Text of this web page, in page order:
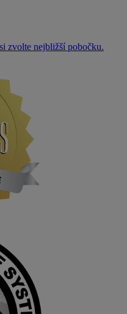
zvolte nejbližší pobočku.